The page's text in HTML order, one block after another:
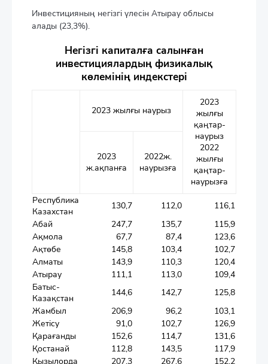
Инвестицияның негізгі үлесін Атырау облысы
алады (23,3%).
Негізгі капиталға салынған
инвестициялардың физикалық
көлемінің индекстері
2023 жылғы наурыз
2023
жылғы
қаңтар-
наурыз
2022
жылғы
қаңтар-
наурызға
2023
ж.ақпанға
2022ж.
наурызға
Республика
Казахстан
130,7 112,0
116,1
Абай
247,7 135,7
115,9
Ақмола
67,7 87,4
123,6
Ақтөбе
145,8 103,4
102,7
Алматы
143,9 110,3
120,4
Атырау
111,1 113,0
109,4
Батыс-
Казақстан
144,6 142,7
125,8
Жамбыл
206,9 96,2
103,1
Жетісу
91,0 102,7
126,9
Қарағанды
152,6 114,7
131,6
Қостанай
112,8 143,5
117,9
Қызылорда
207,3 267,6
152,2